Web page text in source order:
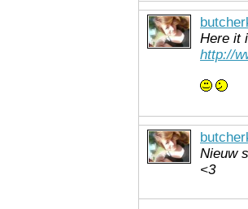
Here it
http://
Nieuw
<3